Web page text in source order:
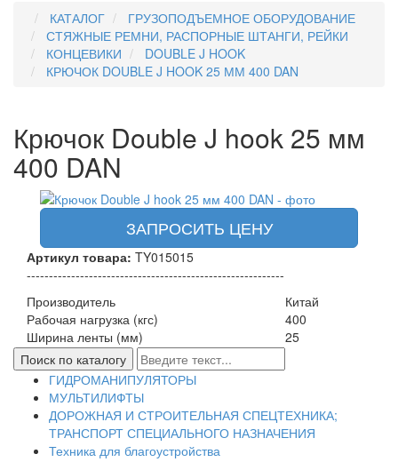
КАТАЛОГ
ГРУЗОПОДЪЕМНОЕ ОБОРУДОВАНИЕ
СТЯЖНЫЕ РЕМНИ, РАСПОРНЫЕ ШТАНГИ, РЕЙКИ
КОНЦЕВИКИ
DOUBLE J HOOK
КРЮЧОК DOUBLE J HOOK 25 ММ 400 DAN
Крючок Double J hook 25 мм
400 DAN
ЗАПРОСИТЬ ЦЕНУ
Артикул товара: TY015015
----------------------------------------------------------
Производитель
Китай
Рабочая нагрузка (кгс)
400
Ширина ленты (мм)
25
ГИДРОМАНИПУЛЯТОРЫ
МУЛЬТИЛИФТЫ
ДОРОЖНАЯ И СТРОИТЕЛЬНАЯ СПЕЦТЕХНИКА;
ТРАНСПОРТ СПЕЦИАЛЬНОГО НАЗНАЧЕНИЯ
Техника для благоустройства